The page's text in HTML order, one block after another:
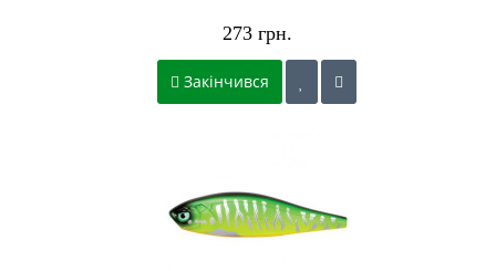
273 грн.
Закінчився